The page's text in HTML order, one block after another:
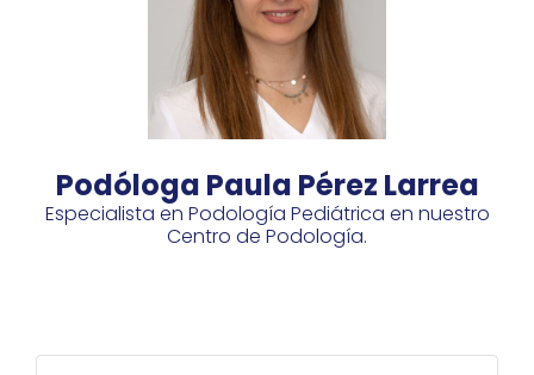
Podóloga Paula Pérez Larrea
Especialista en Podología Pediátrica en nuestro
Centro de Podología.